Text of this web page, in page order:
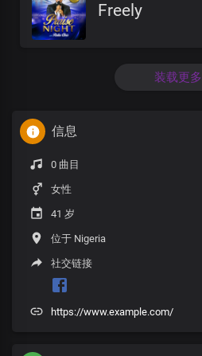
Freely
装载更多
信息
0 曲目
女性
41 岁
位于 Nigeria
社交链接
https://www.example.com/